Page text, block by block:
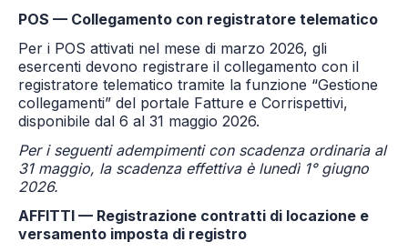
POS — Collegamento con registratore telematico
Per i POS attivati nel mese di marzo 2026, gli
esercenti devono registrare il collegamento con il
registratore telematico tramite la funzione “Gestione
collegamenti” del portale Fatture e Corrispettivi,
disponibile dal 6 al 31 maggio 2026.
Per i seguenti adempimenti con scadenza ordinaria al
31 maggio, la scadenza effettiva è lunedì 1° giugno
2026.
AFFITTI — Registrazione contratti di locazione e
versamento imposta di registro